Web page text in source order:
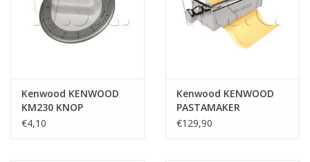
Kenwood KENWOOD
KM230 KNOP
€4,10
Kenwood KENWOOD
PASTAMAKER
KAX980ME - lasagne
€129,90